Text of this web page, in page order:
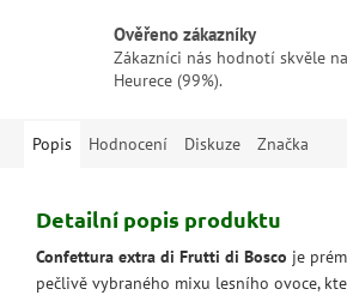
Ověřeno zákazníky
Zákazníci nás hodnotí skvěle na
Heurece (99%).
Popis Hodnocení Diskuze Značka
Detailní popis produktu
Confettura extra di Frutti di Bosco je
pečlivě vybraného mixu lesního ovoce,